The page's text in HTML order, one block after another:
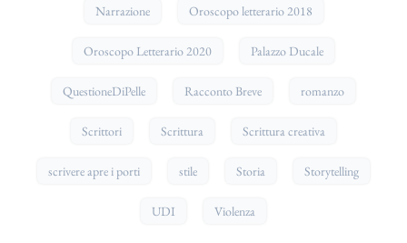
Narrazione Oroscopo letterario 2018
Oroscopo Letterario 2020 Palazzo Ducale
QuestioneDiPelle Racconto Breve romanzo
Scrittori Scrittura Scrittura creativa
scrivere apre i porti stile Storia Storytelling
UDI Violenza